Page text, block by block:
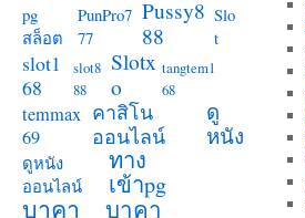
pg
สล็อต
PunPro7
77
Pussy8
88
Slo
t
slot1
68
slot8
88
Slotx
o
tangtem1
68
temmax
69
คาสิโน
ออนไลน์
ดู
หนัง
ดูหนัง
ออนไลน์
ทาง
เข้าpg
บาคา
บาคา